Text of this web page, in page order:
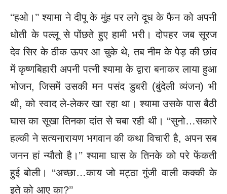
‘‘हओ।’’ श्यामा ने दीपू के मुंह पर लगे दूध के फैन को अपनी
धोती के पल्लू से पोंछते हुए हामी भरी। दोपहर जब सूरज
देव सिर के ठीक ऊपर आ चुके थे, तब नीम के पेड़ की छांव
में कृष्णबिहारी अपनी पत्नी श्यामा के द्वारा बनाकर लाया हुआ
भोजन, जिसमें उसकी मन पसंद डुबरी (बुंदेली व्यंजन) भी
थी, को स्वाद ले-लेकर खा रहा था। श्यामा उसके पास बैठी
घास का सूखा तिनका दांत से चबा रही थी। ‘‘सुनो…सकारे
हल्की ने सत्यनारायण भगवान की कथा विचारी है, अपन सब
जनन हां न्यौतो है।’’ श्यामा घास के तिनके को परे फेंकती
हुई बोली। ‘‘अच्छा…काय जो मट्ठा गुंजी वाली कक्की के
इते को आए का?’’